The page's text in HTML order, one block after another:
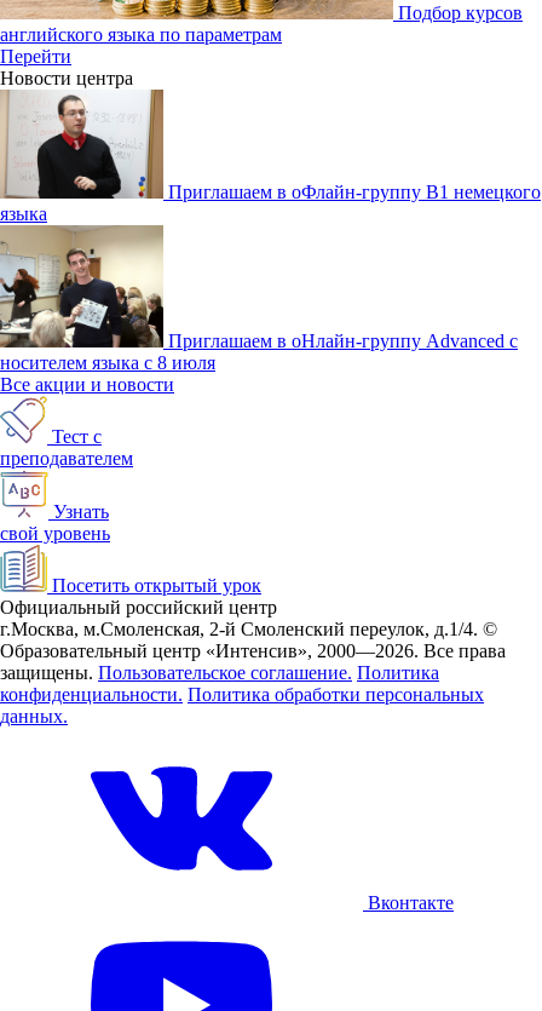
Подбор курсов
английского языка по параметрам
Перейти
Новости центра
Приглашаем в оФлайн-группу В1 немецкого
языка
Приглашаем в оНлайн-группу Advanced с
носителем языка с 8 июля
Все акции и новости
Тест с
преподавателем
Узнать
свой уровень
Посетить открытый урок
Официальный российский центр
г.Москва, м.Смоленская, 2-й Смоленский переулок, д.1/4. ©
Образовательный центр «Интенсив», 2000—2026. Все права
защищены. Пользовательское соглашение. Политика
конфиденциальности. Политика обработки персональных
данных.
Вконтакте